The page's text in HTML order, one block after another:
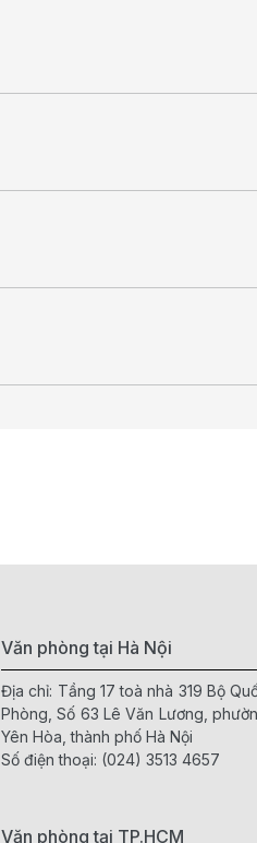
Văn phòng tại Hà Nội
Địa chỉ: Tầng 17 toà nhà 319 Bộ
Phòng, Số 63 Lê Văn Lương,
Yên Hòa, thành phố Hà Nội
Số điện thoại: (024) 3513 4657
Văn phòng tại TP.HCM